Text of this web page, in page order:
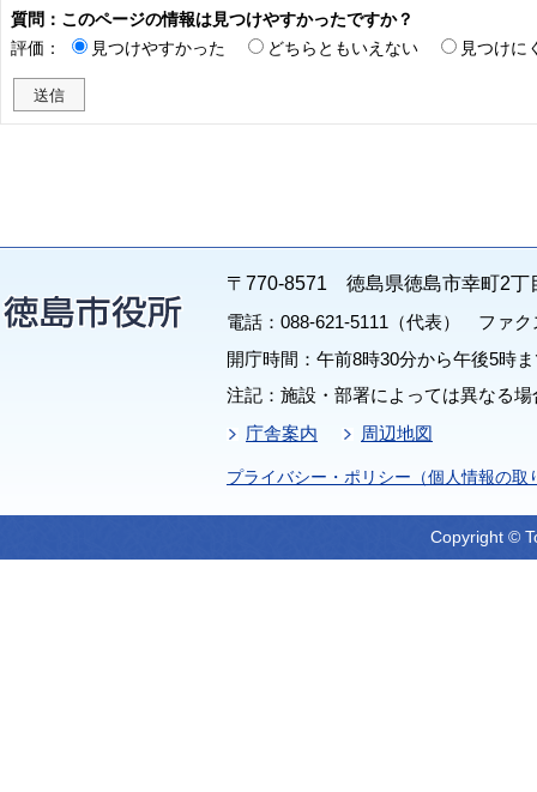
質問：このページの情報は見つけやすかったですか？
評価：
見つけやすかった どちらともいえない 見つけに
〒770-8571 徳島県徳島市幸町2丁
電話：088-621-5111（代表） ファク
開庁時間：午前8時30分から午後5時
注記：施設・部署によっては異なる
庁舎案内
周辺地図
プライバシー・ポリシー（個人情報の取
Copyright ©